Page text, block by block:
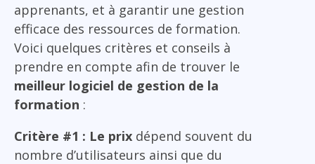
apprenants, et à garantir une gestion
efficace des ressources de formation.
Voici quelques critères et conseils à
prendre en compte afin de trouver le
meilleur logiciel de gestion de la
formation :
Critère #1 : Le prix dépend souvent du
nombre d’utilisateurs ainsi que du